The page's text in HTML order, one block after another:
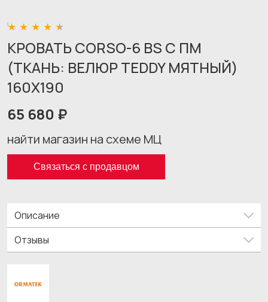
КРОВАТЬ CORSO-6 BS С ПМ
(ТКАНЬ: ВЕЛЮР TEDDY МЯТНЫЙ)
160X190
65 680 ₽
найти магазин на схеме МЦ
Связаться с продавцом
Описание
Отзывы